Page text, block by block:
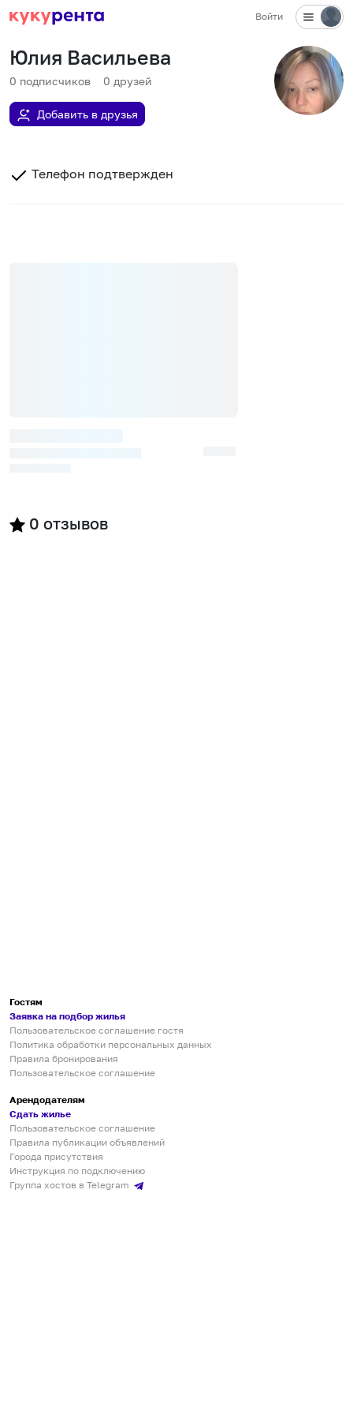
Войти
Юлия Васильева
0 подписчиков 0 друзей
Добавить в друзья
Телефон подтвержден
0 отзывов
Гостям
Заявка на подбор жилья
Пользовательское соглашение гостя
Политика обработки персональных данных
Правила бронирования
Пользовательское соглашение
Арендодателям
Сдать жилье
Пользовательское соглашение
Правила публикации объявлений
Города присутствия
Инструкция по подключению
Группа хостов в Telegram